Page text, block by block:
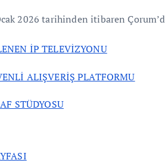
2026 tarihinden itibaren
İP TELEVİZYONU
ALIŞVERİŞ PLATFORMU
STÜDYOSU